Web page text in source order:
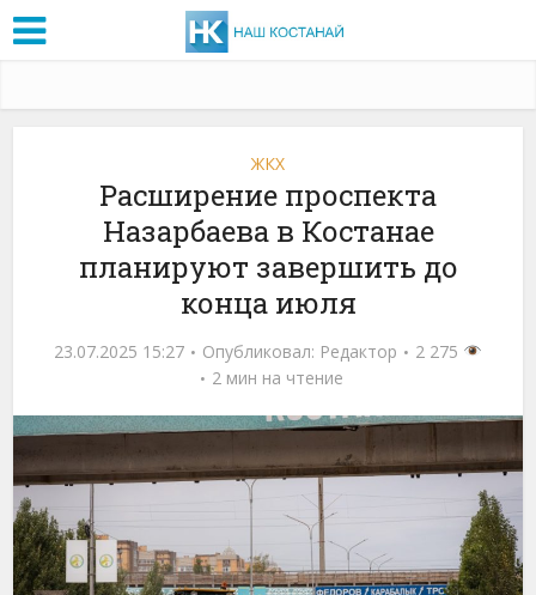
ЖКХ
Расширение проспекта
Назарбаева в Костанае
планируют завершить до
конца июля
23.07.2025 15:27 Опубликовал: Редактор
2 275
2 мин на чтение